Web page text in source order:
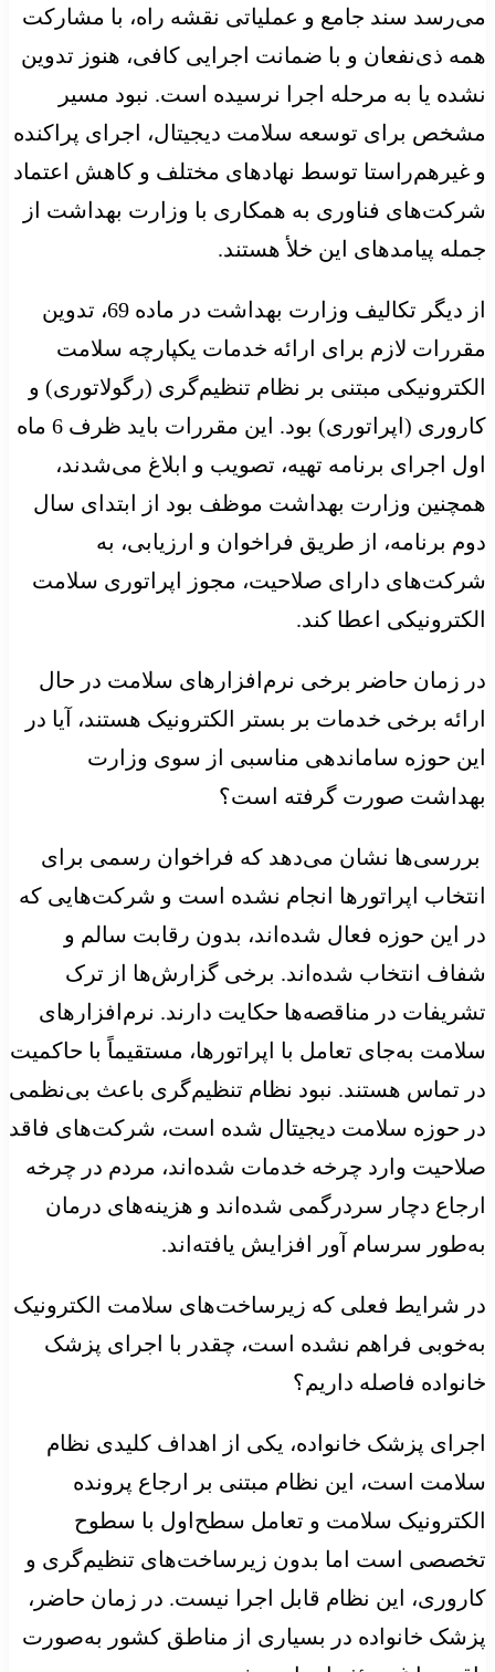
می‌رسد سند جامع و عملیاتی نقشه راه، با مشارکت
همه ذی‌نفعان و با ضمانت اجرایی کافی، هنوز تدوین
نشده یا به مرحله اجرا نرسیده است. نبود مسیر
مشخص برای توسعه سلامت دیجیتال، اجرای پراکنده
و غیرهم‌راستا توسط نهادهای مختلف و کاهش اعتماد
شرکت‌های فناوری به همکاری با وزارت بهداشت از
جمله پیامدهای این خلأ هستند.
از دیگر تکالیف وزارت بهداشت در ماده 69، تدوین
مقررات لازم برای ارائه خدمات یکپارچه سلامت
الکترونیکی مبتنی بر نظام تنظیم‌گری (رگولاتوری) و
کاروری (اپراتوری) بود. این مقررات باید ظرف 6 ماه
اول اجرای برنامه تهیه، تصویب و ابلاغ می‌شدند،
همچنین وزارت بهداشت موظف بود از ابتدای سال
دوم برنامه، از طریق فراخوان و ارزیابی، به
شرکت‌های دارای صلاحیت، مجوز اپراتوری سلامت
الکترونیکی اعطا کند.
در زمان حاضر برخی نرم‌افزارهای سلامت در حال
ارائه برخی خدمات بر بستر الکترونیک هستند، آیا در
این حوزه ساماندهی مناسبی از سوی وزارت
بهداشت صورت گرفته است؟
بررسی‌ها نشان می‌دهد که فراخوان رسمی برای
انتخاب اپراتورها انجام نشده است و شرکت‌هایی که
در این حوزه فعال شده‌اند، بدون رقابت سالم و
شفاف انتخاب شده‌اند. برخی گزارش‌ها از ترک
تشریفات در مناقصه‌ها حکایت دارند. نرم‌افزارهای
سلامت به‌جای تعامل با اپراتورها، مستقیماً با حاکمیت
در تماس هستند. نبود نظام تنظیم‌گری باعث بی‌نظمی
در حوزه سلامت دیجیتال شده است، شرکت‌های فاقد
صلاحیت وارد چرخه خدمات شده‌اند، مردم در چرخه
ارجاع دچار سردرگمی شده‌اند و هزینه‌های درمان
به‌طور سرسام ‌آور افزایش یافته‌اند.
در شرایط فعلی که زیرساخت‌های سلامت الکترونیک
به‌خوبی فراهم نشده است، چقدر با اجرای پزشک
خانواده فاصله داریم؟
اجرای پزشک خانواده، یکی از اهداف کلیدی نظام
سلامت است، این نظام مبتنی بر ارجاع پرونده
الکترونیک سلامت و تعامل سطح‌اول با سطوح
تخصصی است اما بدون زیرساخت‌های تنظیم‌گری و
کاروری، این نظام قابل اجرا نیست. در زمان حاضر،
پزشک خانواده در بسیاری از مناطق کشور به‌صورت